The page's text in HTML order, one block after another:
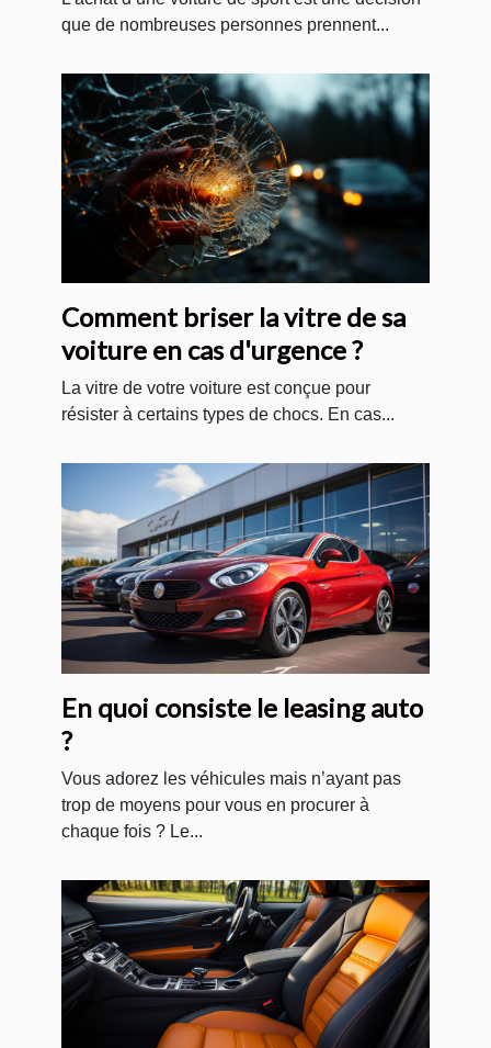
que de nombreuses personnes prennent...
Comment briser la vitre de sa
voiture en cas d'urgence ?
La vitre de votre voiture est conçue pour
résister à certains types de chocs. En cas...
En quoi consiste le leasing auto
?
Vous adorez les véhicules mais n’ayant pas
trop de moyens pour vous en procurer à
chaque fois ? Le...